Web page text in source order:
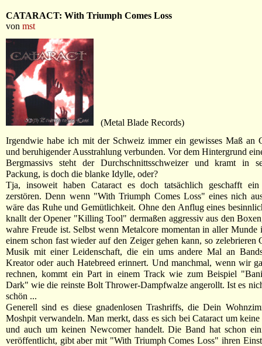
CATARACT: With Triumph Comes Loss
von mst
(Metal Blade Records)
Irgendwie habe ich mit der Schweiz immer ein gewisses Maß an
und beruhigender Ausstrahlung verbunden. Vor dem Hintergrund
Bergmassivs steht der Durchschnittsschweizer und kramt in
Packung, is doch die blanke Idylle, oder?
Tja, insoweit haben Cataract es doch tatsächlich geschafft
zerstören. Denn wenn "With Triumph Comes Loss" eines nich
wäre das Ruhe und Gemütlichkeit. Ohne den Anflug eines
knallt der Opener "Killing Tool" dermaßen aggressiv aus den
wahre Freude ist. Selbst wenn Metalcore momentan in aller Munde
einem schon fast wieder auf den Zeiger gehen kann, so zelebrieren
Musik mit einer Leidenschaft, die ein ums andere Mal an
Kreator oder auch Hatebreed erinnert. Und manchmal, wenn wir
rechnen, kommt ein Part in einem Track wie zum Beispiel
Dark" wie die reinste Bolt Thrower-Dampfwalze angerollt. Ist es
schön ...
Generell sind es diese gnadenlosen Trashriffs, die Dein
Moshpit verwandeln. Man merkt, dass es sich bei Cataract um
und auch um keinen Newcomer handelt. Die Band hat schon
veröffentlicht, gibt aber mit "With Triumph Comes Loss" ihren